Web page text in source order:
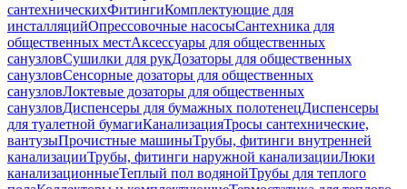
сантехническихФитингиКомплектующие для
инсталляцийОпрессовочные насосыСантехника для
общественных местАксессуары для общественных
санузловСушилки для рукДозаторы для общественных
санузловСенсорные дозаторы для общественных
санузловЛоктевые дозаторы для общественных
санузловДиспенсеры для бумажных полотенецДиспенсеры
для туалетной бумагиКанализацияТросы сантехнические,
вантузыПрочистные машиныТрубы, фитинги внутренней
канализацииТрубы, фитинги наружной канализацииЛюки
канализационныеТеплый пол водянойТрубы для теплого